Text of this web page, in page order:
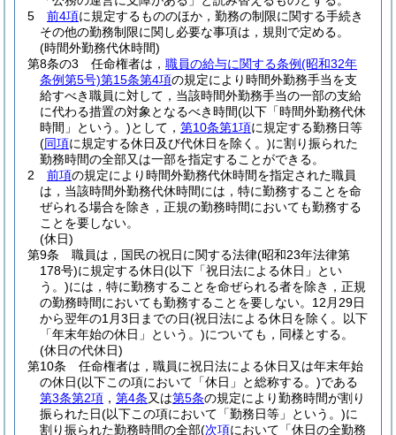
5
前4項に規定するもののほか，勤務の制限に関する手続き
その他の勤務制限に関し必要な事項は，規則で定める。
(時間外勤務代休時間)
第8条の3
任命権者は， 職員の給与に関する条例(昭和32年
条例第5号)第15条第4項の規定により時間外勤務手当を支
給すべき職員に対して，当該時間外勤務手当の一部の支給
に代わる措置の対象となるべき時間(以下「時間外勤務代休
時間」という。)として， 第10条第1項に規定する勤務日等
(同項に規定する休日及び代休日を除く。)に割り振られた
勤務時間の全部又は一部を指定することができる。
2
前項の規定により時間外勤務代休時間を指定された職員
は，当該時間外勤務代休時間には，特に勤務することを命
ぜられる場合を除き，正規の勤務時間においても勤務する
ことを要しない。
(休日)
第9条
職員は，国民の祝日に関する法律(昭和23年法律第
178号)に規定する休日(以下「祝日法による休日」とい
う。)には，特に勤務することを命ぜられる者を除き，正規
の勤務時間においても勤務することを要しない。 12月29日
から翌年の1月3日までの日(祝日法による休日を除く。以下
「年末年始の休日」という。)についても，同様とする。
(休日の代休日)
第10条
任命権者は，職員に祝日法による休日又は年末年始
の休日(以下この項において「休日」と総称する。)である
第3条第2項 ， 第4条又は第5条の規定により勤務時間が割り
振られた日(以下この項において「勤務日等」という。)に
割り振られた勤務時間の全部(次項において「休日の全勤務